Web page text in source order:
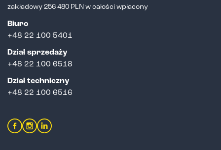
zakładowy 256 480 PLN w całości wpłacony
Biuro
+48 22 100 5401
Dział sprzedaży
+48 22 100 6518
Dział techniczny
+48 22 100 6516